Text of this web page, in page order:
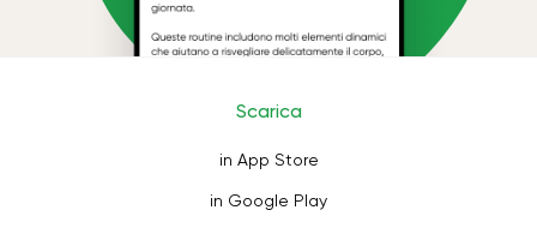
Scarica
in App Store
in Google Play